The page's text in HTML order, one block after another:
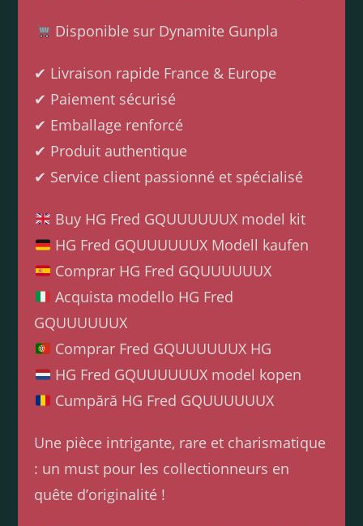
Disponible sur Dynamite Gunpla
✔ Livraison rapide France & Europe
✔ Paiement sécurisé
✔ Emballage renforcé
✔ Produit authentique
✔ Service client passionné et spécialisé
Buy HG Fred GQUUUUUUX model kit
HG Fred GQUUUUUUX Modell kaufen
Comprar HG Fred GQUUUUUUX
Acquista modello HG Fred
GQUUUUUUX
Comprar Fred GQUUUUUUX HG
HG Fred GQUUUUUUX model kopen
Cumpără HG Fred GQUUUUUUX
Une pièce intrigante, rare et charismatique
: un must pour les collectionneurs en
quête d’originalité !